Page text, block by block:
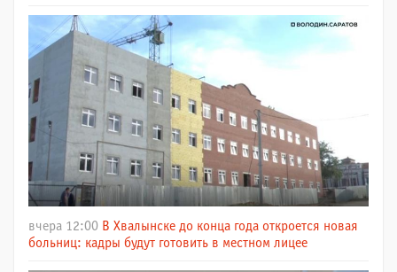
вчера 12:00 В Хвалынске до конца года откроется новая
больниц: кадры будут готовить в местном лицее